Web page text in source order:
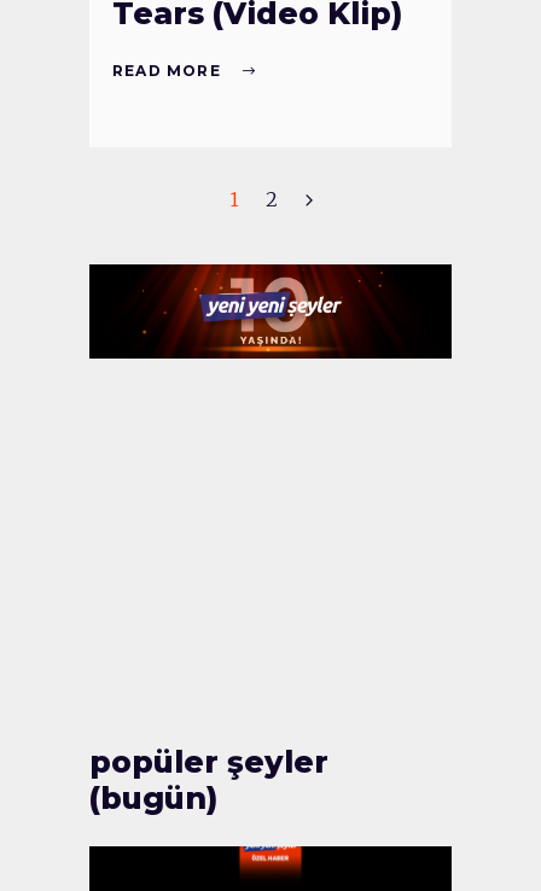
Tears (Video Klip)
READ MORE
1 2
popüler şeyler
(bugün)